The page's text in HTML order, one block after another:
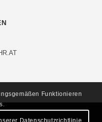
Funktionieren
Datenschutzrichtlinie